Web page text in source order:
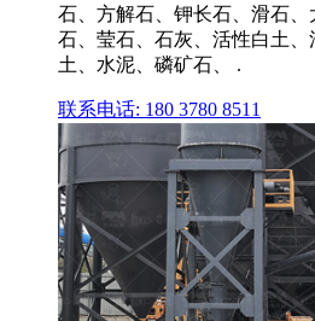
石、方解石、钾长石、滑石
石、莹石、石灰、活性白土
土、水泥、磷矿石、 .
联系电话: 180 3780 8511